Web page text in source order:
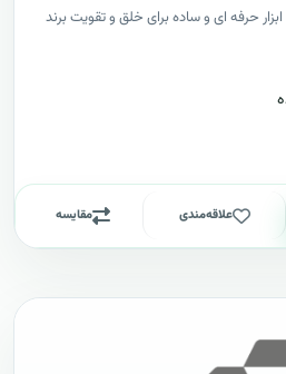
ابزار حرفه ای و ساده برای خلق و تقویت برند
علاقه‌مندی مقایسه